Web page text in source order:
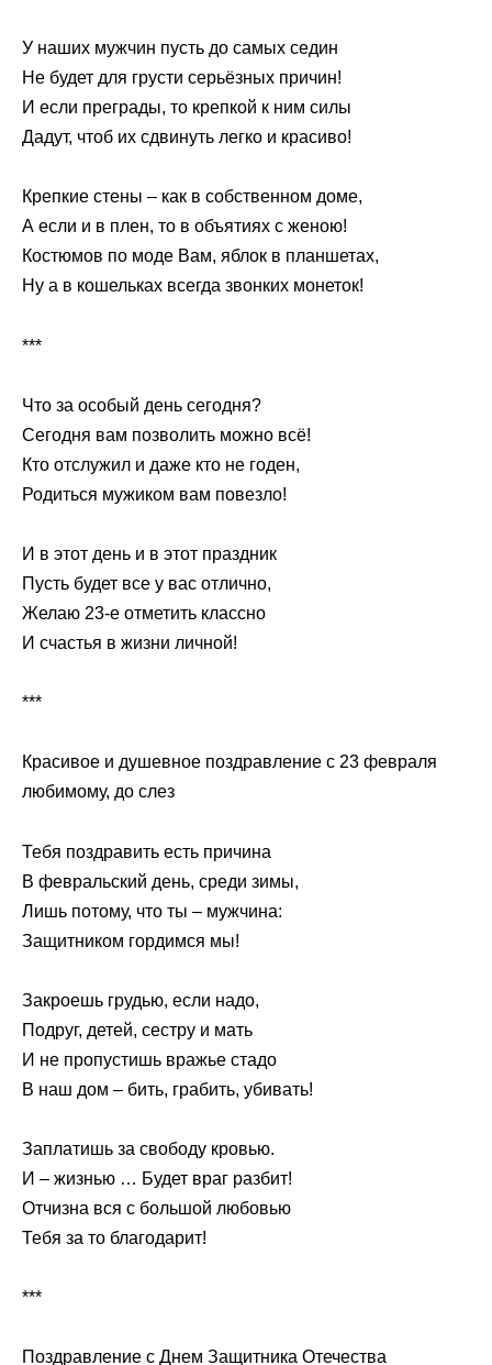
У наших мужчин пусть до самых седин
Не будет для грусти серьёзных причин!
И если преграды, то крепкой к ним силы
Дадут, чтоб их сдвинуть легко и красиво!
Крепкие стены – как в собственном доме,
А если и в плен, то в объятиях с женою!
Костюмов по моде Вам, яблок в планшетах,
Ну а в кошельках всегда звонких монеток!
***
Что за особый день сегодня?
Сегодня вам позволить можно всё!
Кто отслужил и даже кто не годен,
Родиться мужиком вам повезло!
И в этот день и в этот праздник
Пусть будет все у вас отлично,
Желаю 23-е отметить классно
И счастья в жизни личной!
***
Красивое и душевное поздравление с 23 февраля
любимому, до слез
Тебя поздравить есть причина
В февральский день, среди зимы,
Лишь потому, что ты – мужчина:
Защитником гордимся мы!
Закроешь грудью, если надо,
Подруг, детей, сестру и мать
И не пропустишь вражье стадо
В наш дом – бить, грабить, убивать!
Заплатишь за свободу кровью.
И – жизнью … Будет враг разбит!
Отчизна вся с большой любовью
Тебя за то благодарит!
***
Поздравление с Днем Защитника Отечества